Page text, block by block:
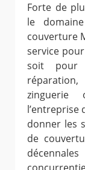
Forte de
le
couverture
service
soit pour
réparation,
zinguerie
l’entreprise
donner les
de